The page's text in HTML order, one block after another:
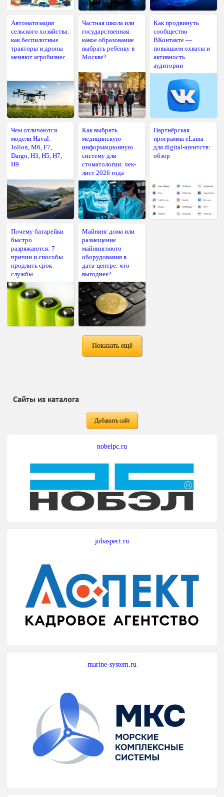
Автоматизация
сельского хозяйства:
как беспилотные
тракторы и дроны
меняют агробизнес
Частная школа или
государственная:
какое образование
выбрать ребёнку в
Москве?
Как продвинуть
сообщество
ВКонтакте —
повышаем охваты и
активность
аудитории
Чем отличаются
модели Haval:
Jolion, M6, F7,
Dargo, H3, H5, H7,
H9
Как выбрать
медицинскую
информационную
систему для
стоматологии: чек-
лист 2026 года
Партнёрская
программа eLama
для digital-агентств:
обзор
Почему батарейки
быстро
разряжаются: 7
причин и способы
продлить срок
службы
Майнинг дома или
размещение
майнингового
оборудования в
дата-центре: что
выгоднее?
Показать ещё
Сайты из каталога
Добавить сайт
nobelpc.ru
jobaspect.ru
marine-system.ru